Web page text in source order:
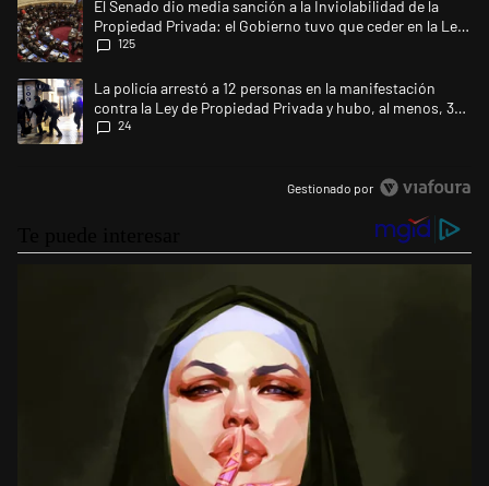
El Senado dio media sanción a la Inviolabilidad de la
Propiedad Privada: el Gobierno tuvo que ceder en la Ley
del Manejo del Fuego
125
Un artículo de tendencia con el título "La policía arrestó a 12
La policía arrestó a 12 personas en la manifestación
contra la Ley de Propiedad Privada y hubo, al menos, 3
agentes heridos
24
Gestionado por